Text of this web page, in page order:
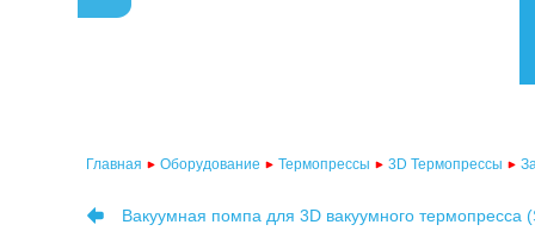
Главная Оборудование Термопрессы 3D Термопрессы
Вакуумная помпа для 3D вакуумного термопресса